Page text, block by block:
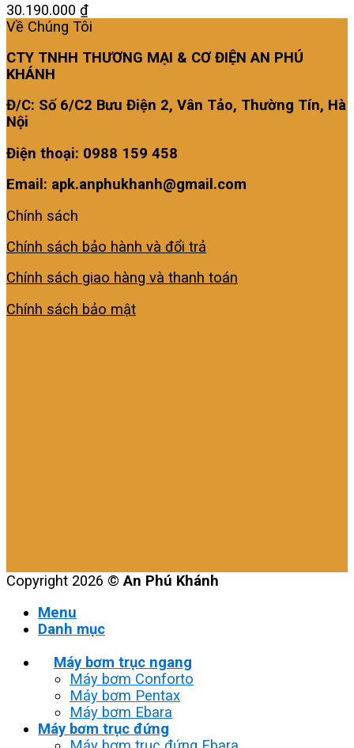
30.190.000 ₫
Về Chúng Tôi
CTY TNHH THƯƠNG MẠI & CƠ ĐIỆN AN PHÚ
KHÁNH
Đ/C: Số 6/C2 Bưu Điện 2, Vân Tảo, Thường Tín, Hà
Nội
Điện thoại: 0988 159 458
Email: apk.anphukhanh@gmail.com
Chính sách
Chính sách bảo hành và đổi trả
Chính sách giao hàng và thanh toán
Chính sách bảo mật
Copyright 2026 ©An Phú Khánh
Menu
Danh mục
Máy bơm trục ngang
Máy bơm Conforto
Máy bơm Pentax
Máy bơm Ebara
Máy bơm trục đứng